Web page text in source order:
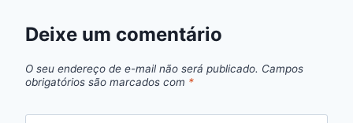
Deixe um comentário
O seu endereço de e-mail não será publicado. Campos
obrigatórios são marcados com *